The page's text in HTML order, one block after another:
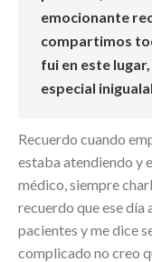
emocionante
compartimos
fui en este
especial
Recuerdo cuando
estaba atendiendo y
médico, siempre
recuerdo que ese día
pacientes y me dice
complicado no creo